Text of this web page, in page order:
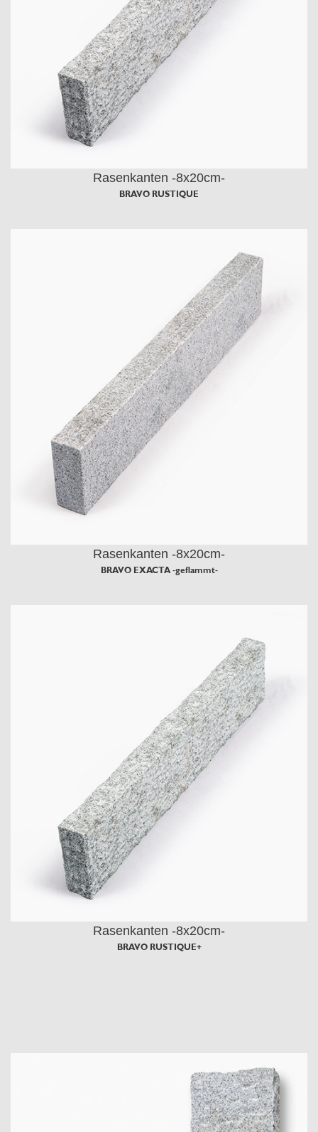
Rasenkanten -8x20cm-
BRAVO RUSTIQUE
Rasenkanten -8x20cm-
BRAVO EXACTA -geflammt-
Rasenkanten -8x20cm-
BRAVO RUSTIQUE+